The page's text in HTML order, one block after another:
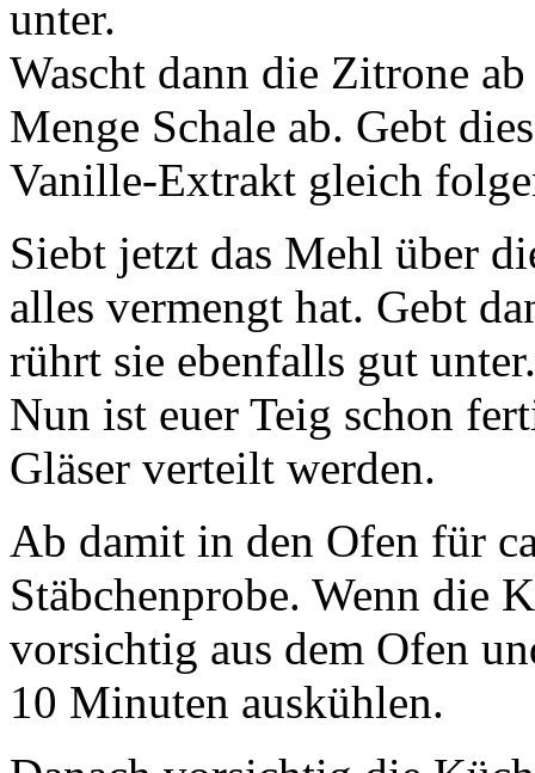
unter.
Wascht dann die Zitrone
Menge Schale ab. Gebt
Vanille-Extrakt gleich
Siebt jetzt das Mehl über
alles vermengt hat. Gebt
rührt sie ebenfalls gut unter.
Nun ist euer Teig schon
Gläser verteilt werden.
Ab damit in den Ofen für
Stäbchenprobe. Wenn die
vorsichtig aus dem Ofen
10 Minuten auskühlen.